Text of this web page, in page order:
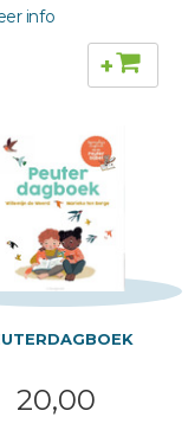
+
20,00